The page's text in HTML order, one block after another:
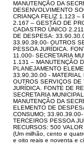
MANUTENÇÃO DA
DESENVOLVIMENTO
CRIANÇA FELIZ 1.123 –
2.167 – GESTÃO DE
CADASTRO ÚNICO
DE DESPESA:
33.90.39.00- OUTROS
PESSOA JURÍDICA.
11.000- SECRETARIA
1.131 – MANUTENÇÃO
PLANEJAMENTO
33.90.30.00 - MATERIAL
OUTROS SERVIÇOS DE
JURÍDICA. FONTE DE
SECRETARIA
MANUTENÇÃO DA
ELEMENTO DE
CONSUMO;
TERCEIROS PESSOA
RECURSOS: 500
(Um milhão, cento e
e oito reais e noventa e